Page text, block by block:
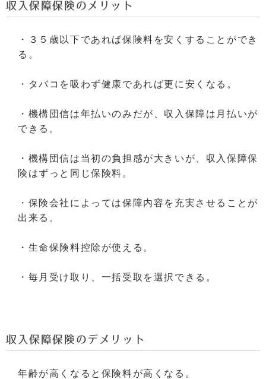
収入保障保険のメリット
・３５歳以下であれば保険料を安くすることができ
る。
・タバコを吸わず健康であれば更に安くなる。
・機構団信は年払いのみだが、収入保障は月払いが
できる。
・機構団信は当初の負担感が大きいが、収入保障保
険はずっと同じ保険料。
・保険会社によっては保障内容を充実させることが
出来る。
・生命保険料控除が使える。
・毎月受け取り、一括受取を選択できる。
収入保障保険のデメリット
年齢が高くなると保険料が高くなる。